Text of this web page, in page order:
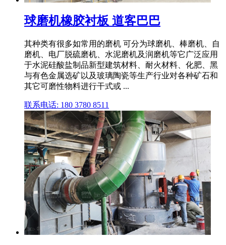
球磨机橡胶衬板 道客巴巴
其种类有很多如常用的磨机 可分为球磨机、棒磨机、自
磨机、电厂脱硫磨机、水泥磨机及润磨机等它广泛应用
于水泥硅酸盐制品新型建筑材料、耐火材料、化肥、黑
与有色金属选矿以及玻璃陶瓷等生产行业对各种矿石和
其它可磨性物料进行干式或 ...
联系电话: 180 3780 8511